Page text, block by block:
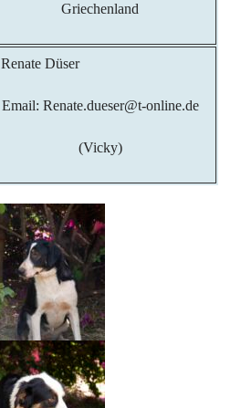
Griechenland
Renate Düser
Email: Renate.dueser@t-online.de
(Vicky)